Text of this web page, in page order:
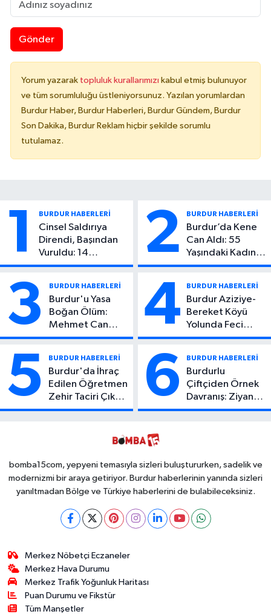
Gönder
Yorum yazarak topluluk kurallarımızı kabul etmiş bulunuyor
ve tüm sorumluluğu üstleniyorsunuz. Yazılan yorumlardan
Burdur Haber, Burdur Haberleri, Burdur Gündem, Burdur
Son Dakika, Burdur Reklam hiçbir şekilde sorumlu
tutulamaz.
1 BURDUR HABERLERİ
Cinsel Saldırıya
Direndi, Başından
Vuruldu: 14
Yaşındaki Çocuktan
2 BURDUR HABERLERİ
Burdur’da Kene
Can Aldı: 55
Yaşındaki Kadın
Hayatını Kaybetti
3 BURDUR HABERLERİ
Burdur'u Yasa
Boğan Ölüm:
Mehmet Can
Atıcı Genç Yaşta
4 BURDUR HABERLERİ
Burdur Aziziye-
Bereket Köyü
Yolunda Feci
Kaza: 1 Ölü, 2
5 BURDUR HABERLERİ
Burdur'da İhraç
Edilen Öğretmen
Zehir Taciri Çıktı:
Binlerce
6 BURDUR HABERLERİ
Burdurlu
Çiftçiden Örnek
Davranış: Ziyan
Olmasın Diye
Toplayabilecek
bomba15com, yepyeni temasıyla sizleri buluştururken, sadelik ve
modernizmi bir araya getiriyor. Burdur haberlerinin yanında sizleri
yanıltmadan Bölge ve Türkiye haberlerini de bulabileceksiniz.
Merkez Nöbetçi Eczaneler
Merkez Hava Durumu
Merkez Trafik Yoğunluk Haritası
Puan Durumu ve Fikstür
Tüm Manşetler